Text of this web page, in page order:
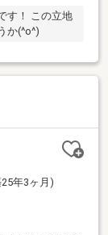
す！ この立地
か(^o^)
年3ヶ月)